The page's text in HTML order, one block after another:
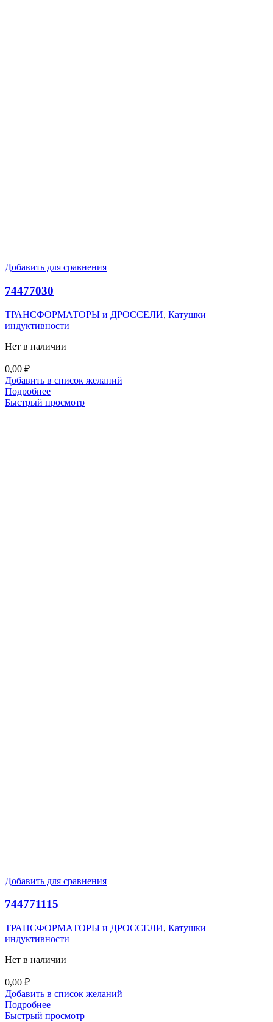
Добавить для сравнения
74477030
ТРАНСФОРМАТОРЫ и ДРОССЕЛИ, Катушки
индуктивности
Нет в наличии
0,00 ₽
Добавить в список желаний
Подробнее
Быстрый просмотр
Добавить для сравнения
744771115
ТРАНСФОРМАТОРЫ и ДРОССЕЛИ, Катушки
индуктивности
Нет в наличии
0,00 ₽
Добавить в список желаний
Подробнее
Быстрый просмотр